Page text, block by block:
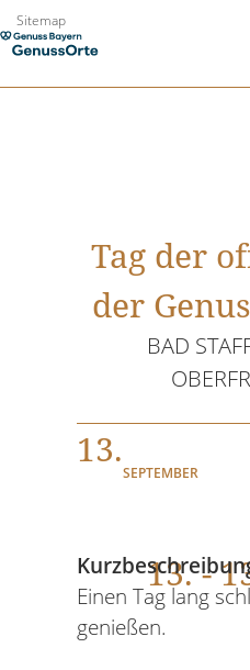
Zum
Inhalt
Sitemap
Tag der
der
BAD
13.
SEPTEMBER
13. -
Einen Tag lang
genießen.